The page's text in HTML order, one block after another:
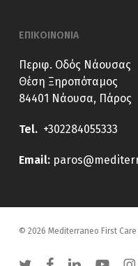
ΕΠΙΚΟΙΝΩΝΙΑ
Περιφ. Οδός Νάουσας
Θέση Ξηροπόταμος
84401 Νάουσα, Πάρος
Tel. +302284055333
Email:
© 2026 Mediterraneo First Care
twitter facebooklinkedinyoutube